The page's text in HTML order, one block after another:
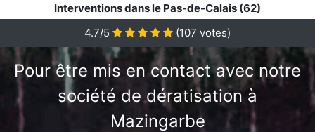
Interventions dans le Pas-de-Calais (62)
4.7/5
(107 votes)
Pour être mis en contact avec notre
société de dératisation à
Mazingarbe